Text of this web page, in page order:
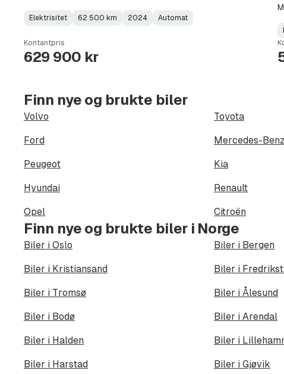
Fuel
Elektrisitet
Kilometerstand:
62 500 km
Model
2024
Gearbox
Automat
Kontantpris
629 900 kr
Finn nye og brukte biler
Volvo Toyota
Ford Mercedes-Benz
Peugeot Kia
Hyundai Renault
Opel Citroën
Finn nye og brukte biler i Norge
Biler i Oslo Biler i Bergen
Biler i Kristiansand Biler i
Biler i Tromsø Biler i Ålesund
Biler i Bodø Biler i Arendal
Biler i Halden Biler i
Biler i Harstad Biler i Gjøvik